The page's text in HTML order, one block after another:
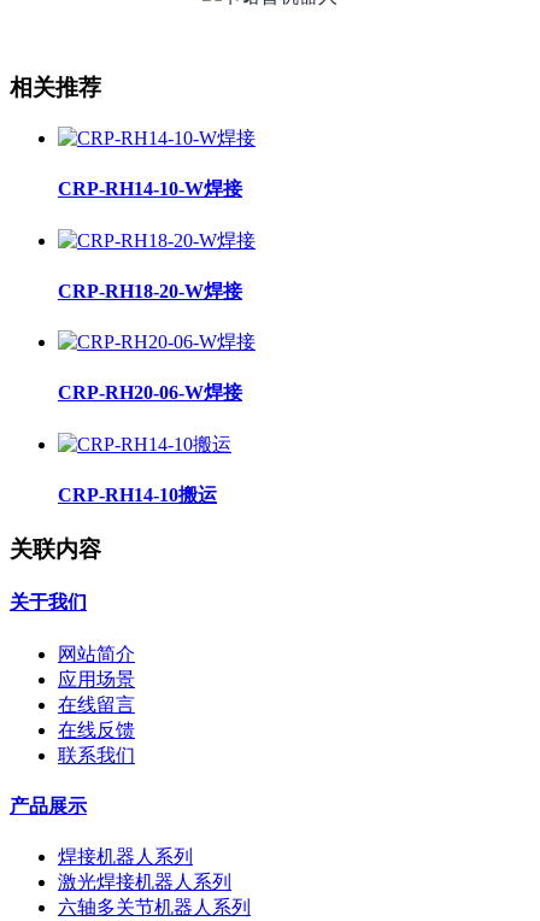
相关推荐
CRP-RH14-10-W焊接
CRP-RH18-20-W焊接
CRP-RH20-06-W焊接
CRP-RH14-10搬运
关联内容
关于我们
网站简介
应用场景
在线留言
在线反馈
联系我们
产品展示
焊接机器人系列
激光焊接机器人系列
六轴多关节机器人系列